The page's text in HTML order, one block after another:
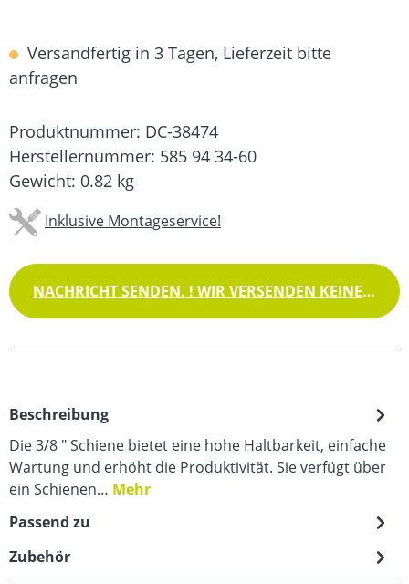
Versandfertig in 3 Tagen, Lieferzeit bitte
anfragen
Produktnummer: DC-38474
Herstellernummer: 585 94 34-60
Gewicht: 0.82 kg
Inklusive Montageservice!
NACHRICHT SENDEN. ! WIR VERSENDEN KEINE WAREN !
Beschreibung
Die 3/8 " Schiene bietet eine hohe Haltbarkeit, einfache
Wartung und erhöht die Produktivität. Sie verfügt über
ein Schienen… Mehr
Passend zu
Zubehör